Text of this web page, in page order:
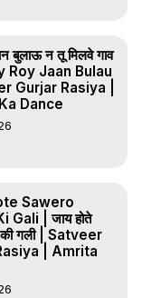
बुलाऊ न तू मिलवे गाव
Roy Jaan Bulau
Gurjar Rasiya |
Dance
Sawero
Gali | जाय होते
की गली | Satveer
| Amrita